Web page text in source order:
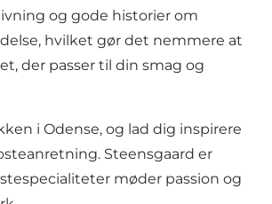
og gode historier om
hvilket gør det nemmere at
der passer til din smag og
i Odense, og lad dig inspirere
Steensgaard er
møder passion og